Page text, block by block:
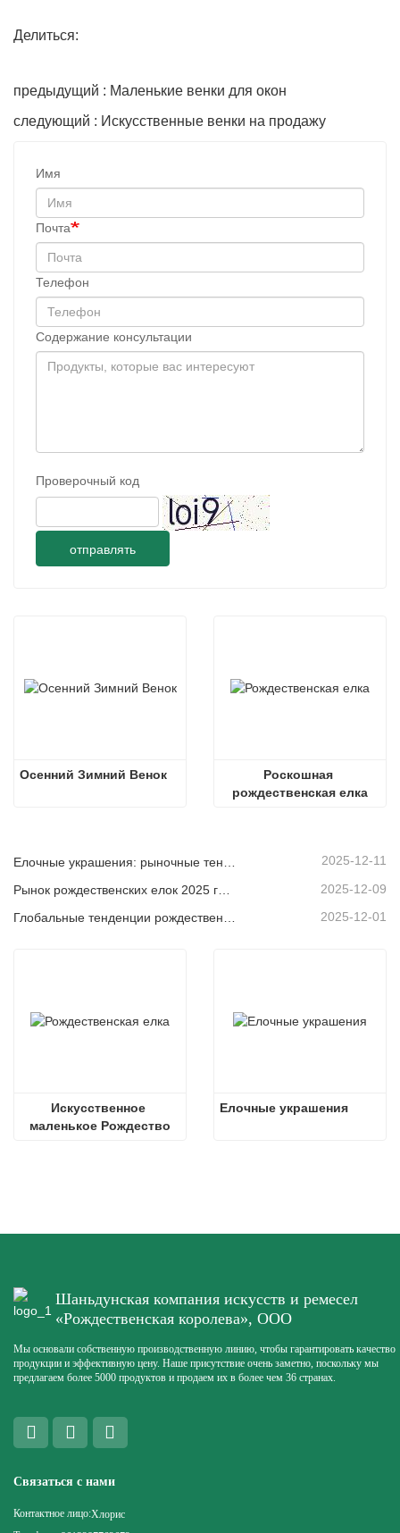
Делиться:
предыдущий : Маленькие венки для окон
следующий : Искусственные венки на продажу
Имя
Почта
Телефон
Содержание консультации
Проверочный код
отправлять
Осенний Зимний Венок
Роскошная
рождественская елка
2025-12-11
2025-12-09
2025-12-01
Искусственное
маленькое Рождество
Елочные украшения
Шаньдунская компания искусств и ремесел
«Рождественская королева», ООО
Мы основали собственную производственную линию, чтобы гарантировать качество
продукции и эффективную цену. Наше присутствие очень заметно, поскольку мы
предлагаем более 5000 продуктов и продаем их в более чем 36 странах.
Связаться с нами
Контактное лицо:Хлорис